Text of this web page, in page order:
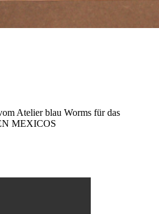
Atelier blau Worms für das
MEXICOS